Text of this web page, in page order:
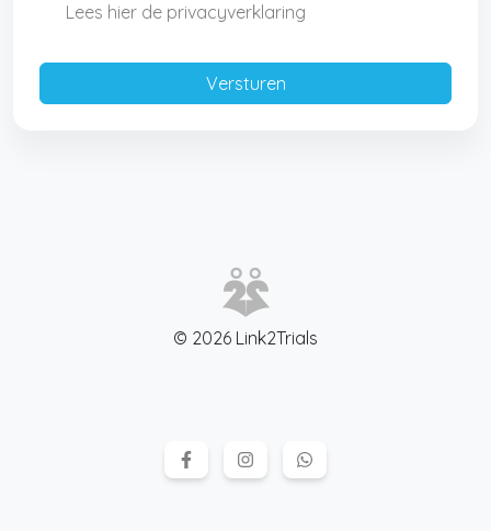
Lees hier de privacyverklaring
© 2026 Link2Trials